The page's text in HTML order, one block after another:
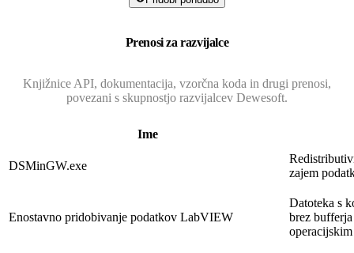
Prenosi za razvijalce
Knjižnice API, dokumentacija, vzorčna koda in drugi prenosi,
povezani s skupnostjo razvijalcev Dewesoft.
Ime
DSMinGW.exe
zajem
Enostavno pridobivanje podatkov LabVIEW
Datoteka s
brez